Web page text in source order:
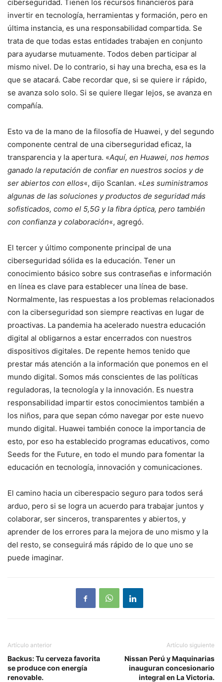
ciberseguridad. Tienen los recursos financieros para
invertir en tecnología, herramientas y formación, pero en
última instancia, es una responsabilidad compartida. Se
trata de que todas estas entidades trabajen en conjunto
para ayudarse mutuamente. Todos deben participar al
mismo nivel. De lo contrario, si hay una brecha, esa es la
que se atacará. Cabe recordar que, si se quiere ir rápido,
se avanza solo solo. Si se quiere llegar lejos, se avanza en
compañía.
Esto va de la mano de la filosofía de Huawei, y del segundo
componente central de una ciberseguridad eficaz, la
transparencia y la apertura. «Aquí, en Huawei, nos hemos
ganado la reputación de confiar en nuestros socios y de
ser abiertos con ellos«, dijo Scanlan. «Les suministramos
algunas de las soluciones y productos de seguridad más
sofisticados, como el 5,5G y la fibra óptica, pero también
con confianza y colaboración«, agregó.
El tercer y último componente principal de una
ciberseguridad sólida es la educación. Tener un
conocimiento básico sobre sus contraseñas e información
en línea es clave para establecer una línea de base.
Normalmente, las respuestas a los problemas relacionados
con la ciberseguridad son siempre reactivas en lugar de
proactivas. La pandemia ha acelerado nuestra educación
digital al obligarnos a estar encerrados con nuestros
dispositivos digitales. De repente hemos tenido que
prestar más atención a la información que ponemos en el
mundo digital. Somos más conscientes de las políticas
reguladoras, la tecnología y la innovación. Es nuestra
responsabilidad impartir estos conocimientos también a
los niños, para que sepan cómo navegar por este nuevo
mundo digital. Huawei también conoce la importancia de
esto, por eso ha establecido programas educativos, como
Seeds for the Future, en todo el mundo para fomentar la
educación en tecnología, innovación y comunicaciones.
El camino hacia un ciberespacio seguro para todos será
arduo, pero si se logra un acuerdo para trabajar juntos y
colaborar, ser sinceros, transparentes y abiertos, y
aprender de los errores para la mejora de uno mismo y la
del resto, se conseguirá más rápido de lo que uno se
puede imaginar.
Artículo anterior
Backus: Tu cerveza favorita
se produce con energía
renovable.
Artículo siguiente
Nissan Perú y Maquinarias
inauguran concesionario
integral en La Victoria.